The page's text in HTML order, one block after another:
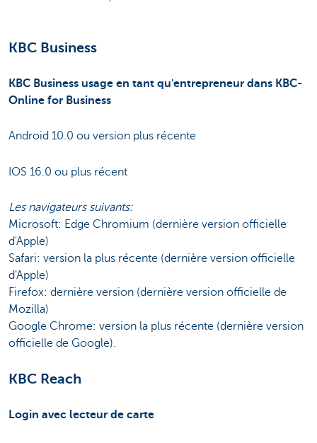
KBC Business
KBC Business usage en tant qu'entrepreneur dans KBC-
Online for Business
Android 10.0 ou version plus récente
IOS 16.0 ou plus récent
Les navigateurs suivants:
Microsoft: Edge Chromium (dernière version officielle
d'Apple)
Safari: version la plus récente (dernière version officielle
d'Apple)
Firefox: dernière version (dernière version officielle de
Mozilla)
Google Chrome: version la plus récente (dernière version
officielle de Google).
KBC Reach
Login avec lecteur de carte